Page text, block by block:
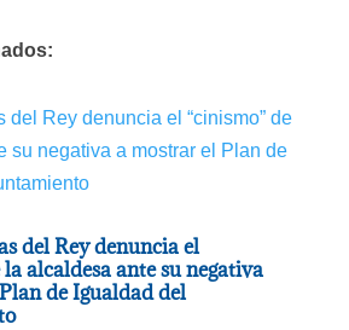
del Rey denuncia el
la alcaldesa ante su negativa
de Igualdad del